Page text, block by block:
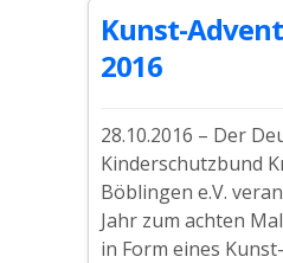
Kunst-
2016
28.10.2016 – Der
Kinderschutzbund
Böblingen e.V.
Jahr zum achten
in Form eines Kunst-